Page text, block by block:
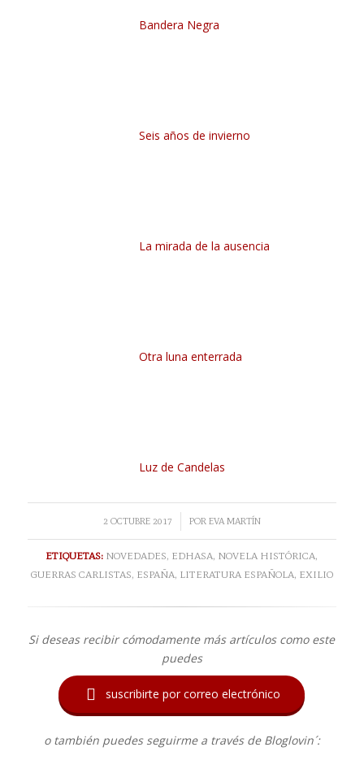
Bandera Negra
Seis años de invierno
La mirada de la ausencia
Otra luna enterrada
Luz de Candelas
2 OCTUBRE 2017
/ POR EVA MARTÍN
ETIQUETAS: NOVEDADES, EDHASA, NOVELA HISTÓRICA,
GUERRAS CARLISTAS, ESPAÑA, LITERATURA ESPAÑOLA, EXILIO
Si deseas recibir cómodamente más artículos como este
puedes
 suscribirte por correo electrónico
o también puedes seguirme a través de Bloglovin´: